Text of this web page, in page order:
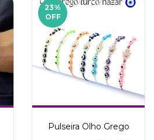
23%
OFF
Pulseira Olho Grego